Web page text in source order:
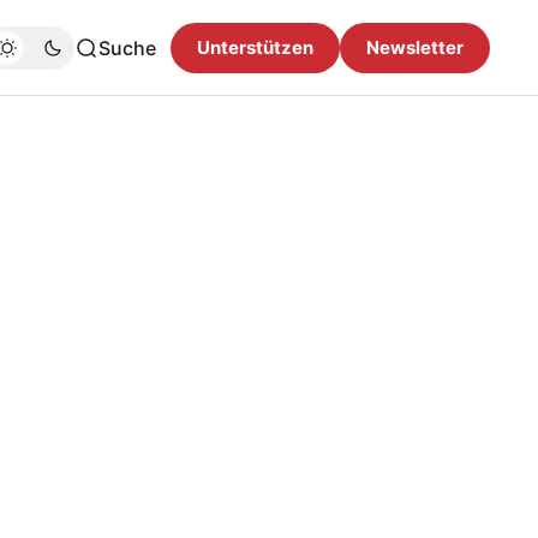
Suche Unterstützen Newsletter